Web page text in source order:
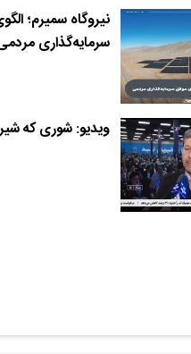
نیروگاه سمیرم؛
سرمایه‌گذاری
ویدیو: شوری که